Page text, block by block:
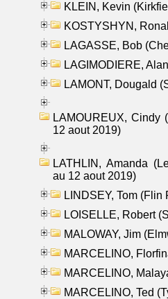
KLEIN, Kevin
KOSTYSHYN,
LAGASSE, Bob
LAGIMODIERE,
LAMONT, Dougald
LAMOUREUX, Cindy
12 aout 2019)
LATHLIN, Amanda
au 12 aout 2019)
LINDSEY, Tom (Flin
LOISELLE, Robert
MALOWAY, Jim
MARCELINO,
MARCELINO,
MARCELINO, Ted